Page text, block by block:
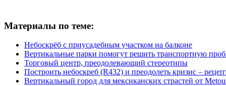
Материалы по теме:
Небоскрёб с приусадебным участком на балконе
Вертикальные парки помогут решить транспортную
Торговый центр, преодолевающий стереотипы
Построить небоскреб (R432) и преодолеть кризис –
Вертикальный город для мексиканских страстей от